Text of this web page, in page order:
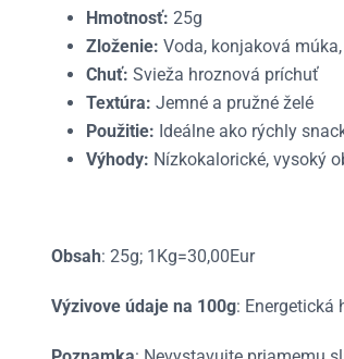
Hmotnosť: 25g
Zloženie: Voda, konjaková
Chuť: Svieža hroznová príchuť
Textúra: Jemné a pružné želé
Použitie: Ideálne ako rýchly
Výhody: Nízkokalorické, vysoký
Obsah: 25g; 1Kg=30,00Eur
Výzivove údaje na 100g: Energetická